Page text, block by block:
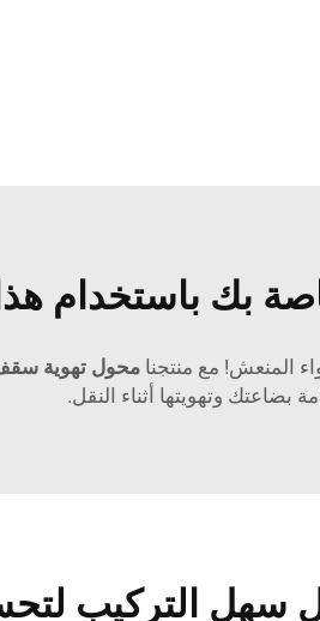
بك باستخدام
المنعش! مع منتجنامحول تهوية
وتهويتها أثناء النقل.
سهل التركيب